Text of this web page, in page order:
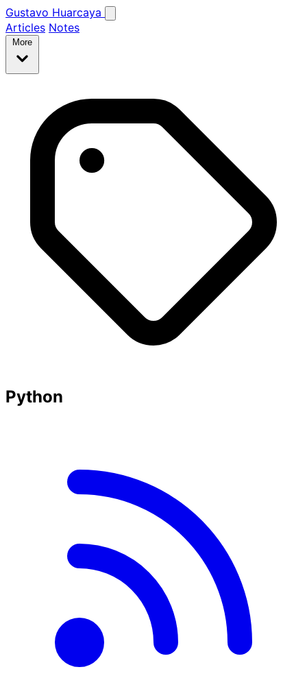
Gustavo Huarcaya
Articles Notes
More
Python